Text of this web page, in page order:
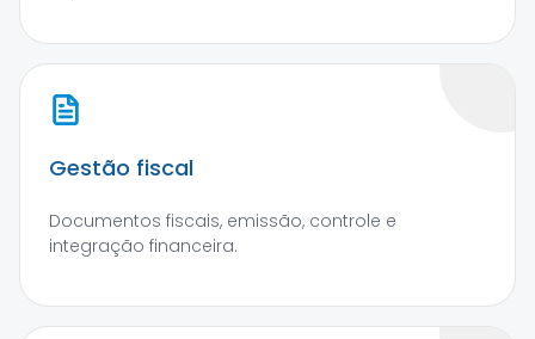
Gestão fiscal
Documentos fiscais, emissão, controle e
integração financeira.